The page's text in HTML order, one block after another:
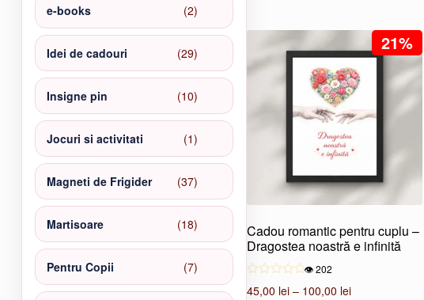
mai
variații.
Opțiunile
produsului.
21%
Cadou romantic pentru cuplu –
Dragostea noastră e infinită
👁️ 202
45,00 lei – 100,00 leiInterval
e-books
22
produse
Idei de cadouri
2929
de
produse
Insigne pin 1010
produse
Jocuri si activitati
11
produs
Magneti de Frigider
3737
de
produse
Martisoare 1818
produse
Pentru Copii
77
produse